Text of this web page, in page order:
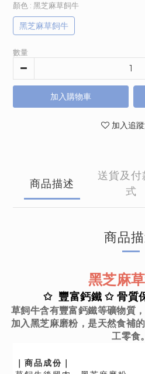
顏色 : 黑芝麻草飼牛
黑芝麻草飼牛
數量
加入購物車
加入追
商品描述
送貨及付
式
商品
黑芝麻
✩ 豐富鈣鐵 ✩ 骨質
草飼牛含有豐富鈣鐵等礦物質
加入黑芝麻磨粉，是天然食補
工零食。
｜ 商品成份 ｜